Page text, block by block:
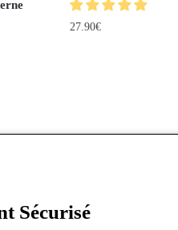
27.90€
Sécurisé